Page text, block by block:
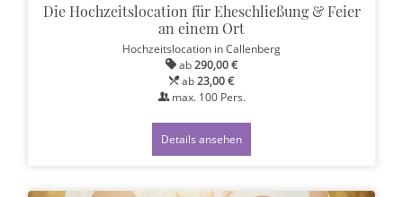
Die Hochzeitslocation für Eheschließung & Feier
an einem Ort
Hochzeitslocation in Callenberg
ab290,00 €
ab23,00 €
max. 100Pers.
Details ansehen